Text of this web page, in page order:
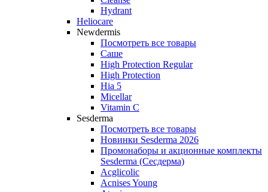
Hydrant
Heliocare
Newdermis
Посмотреть все товары
Саше
High Protection Regular
High Protection
Hia 5
Micellar
Vitamin C
Sesderma
Посмотреть все товары
Новинки Sesderma 2026
Промонаборы и акционные комплекты
Sesderma (Сесдерма)
Acglicolic
Acnises Young